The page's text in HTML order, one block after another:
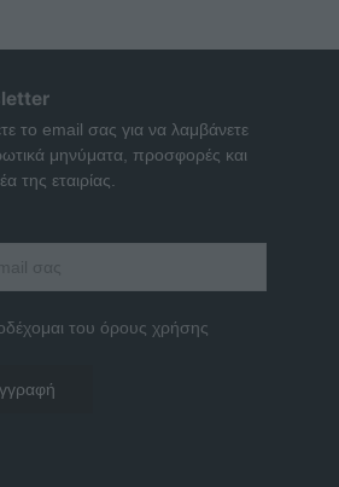
το email σας για να λαμβάνετε
μηνύματα, προσφορές και
της εταιρίας.
του όρους χρήσης